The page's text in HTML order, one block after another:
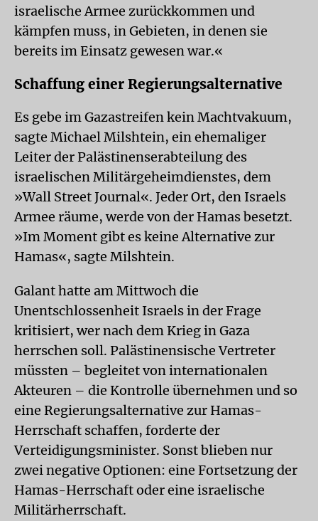
israelische Armee zurückkommen und
kämpfen muss, in Gebieten, in denen sie
bereits im Einsatz gewesen war.«
Schaffung einer Regierungsalternative
Es gebe im Gazastreifen kein Machtvakuum,
sagte Michael Milshtein, ein ehemaliger
Leiter der Palästinenserabteilung des
israelischen Militärgeheimdienstes, dem
»Wall Street Journal«. Jeder Ort, den Israels
Armee räume, werde von der Hamas besetzt.
»Im Moment gibt es keine Alternative zur
Hamas«, sagte Milshtein.
Galant hatte am Mittwoch die
Unentschlossenheit Israels in der Frage
kritisiert, wer nach dem Krieg in Gaza
herrschen soll. Palästinensische Vertreter
müssten – begleitet von internationalen
Akteuren – die Kontrolle übernehmen und so
eine Regierungsalternative zur Hamas-
Herrschaft schaffen, forderte der
Verteidigungsminister. Sonst blieben nur
zwei negative Optionen: eine Fortsetzung der
Hamas-Herrschaft oder eine israelische
Militärherrschaft.